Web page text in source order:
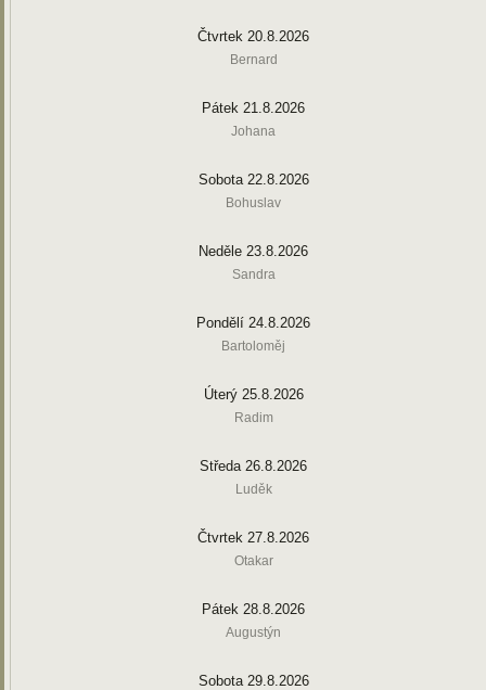
Čtvrtek 20.8.2026
Bernard
Pátek 21.8.2026
Johana
Sobota 22.8.2026
Bohuslav
Neděle 23.8.2026
Sandra
Pondělí 24.8.2026
Bartoloměj
Úterý 25.8.2026
Radim
Středa 26.8.2026
Luděk
Čtvrtek 27.8.2026
Otakar
Pátek 28.8.2026
Augustýn
Sobota 29.8.2026